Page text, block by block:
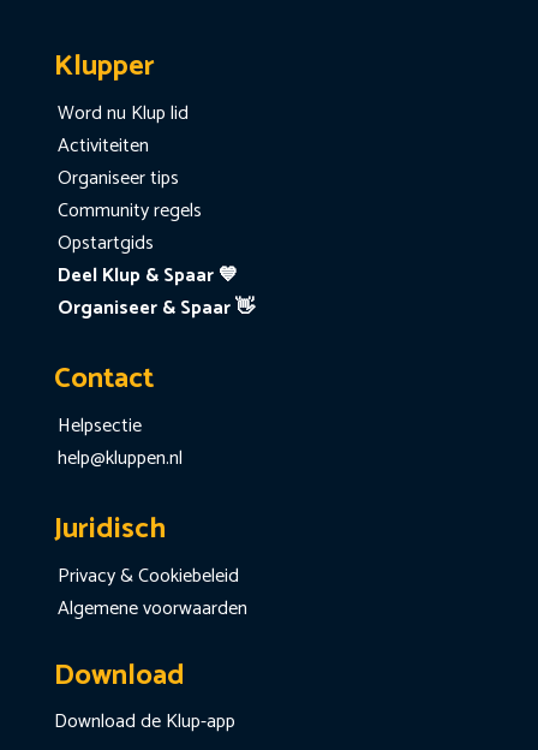
Klupper
Word nu Klup lid
Activiteiten
Organiseer tips
Community regels
Opstartgids
Deel Klup & Spaar 💙
Organiseer & Spaar 👋
Contact
Helpsectie
help@kluppen.nl
Juridisch
Privacy & Cookiebeleid
Algemene voorwaarden
Download
Download de Klup-app